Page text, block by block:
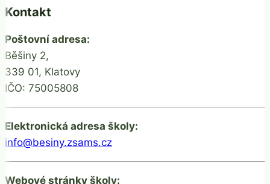
Kontakt
Poštovní adresa:
Běšiny 2,
339 01, Klatovy
IČO: 75005808
Elektronická adresa školy:
info@besiny.zsams.cz
Webové stránky školy: